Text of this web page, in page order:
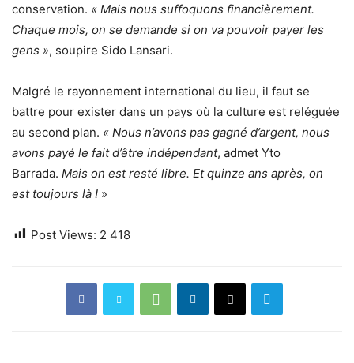
conservation. « Mais nous suffoquons financièrement.
Chaque mois, on se demande si on va pouvoir payer les
gens », soupire Sido Lansari.
Malgré le rayonnement international du lieu, il faut se
battre pour exister dans un pays où la culture est reléguée
au second plan. « Nous n’avons pas gagné d’argent, nous
avons payé le fait d’être indépendant, admet Yto
Barrada. Mais on est resté libre. Et quinze ans après, on
est toujours là ! »
Post Views: 2 418